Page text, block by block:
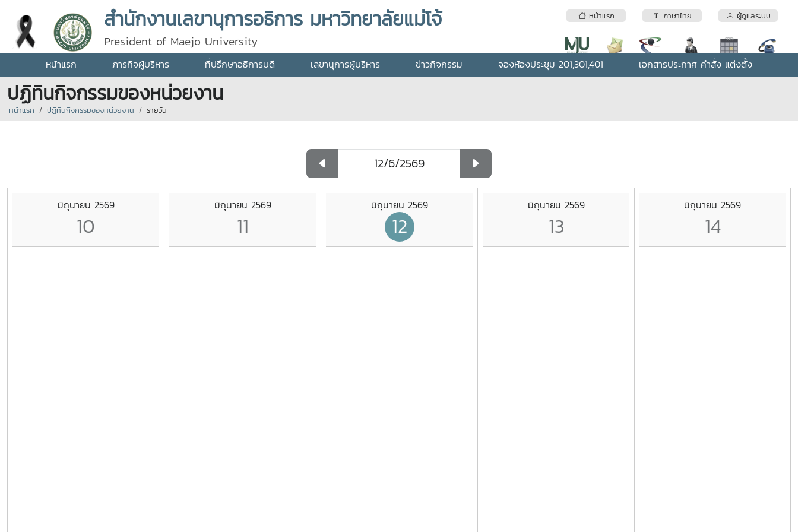
หน้าแรก ภาษาไทย ผู้ดูแลระบบ
สำนักงานเลขานุการอธิการ มหาวิทยาลัยแม่โจ้
President of Maejo University
หน้าแรก ภารกิจผู้บริหาร ที่ปรึกษาอธิการบดี เลขานุการผู้บริหาร ข่าวกิจกรรม จองห้องประชุม 201,301,401 เอกสารประกาศ คำสั่ง แต่งตั้ง
ปฏิทินกิจกรรมของหน่วยงาน
หน้าแรก ปฏิทินกิจกรรมของหน่วยงาน รายวัน
มิถุนายน 2569
10
มิถุนายน 2569
11
มิถุนายน 2569
12
มิถุนายน 2569
13
มิถุนายน 2569
14